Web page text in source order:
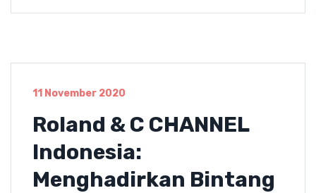
11 November 2020
Roland & C CHANNEL
Indonesia:
Menghadirkan Bintang